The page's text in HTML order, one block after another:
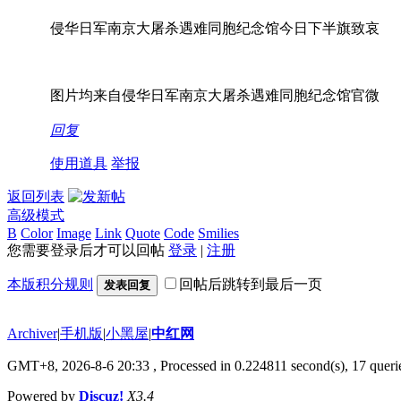
侵华日军南京大屠杀遇难同胞纪念馆今日下半旗致哀
图片均来自侵华日军南京大屠杀遇难同胞纪念馆官微
回复
使用道具 举报
返回列表
高级模式
B Color Image Link Quote Code Smilies
您需要登录后才可以回帖 登录 | 注册
本版积分规则 发表回复 回帖后跳转到最后一页
Archiver|手机版|小黑屋|中红网
GMT+8, 2026-8-6 20:33 , Processed in 0.224811 second(s), 17
Powered by Discuz! X3.4